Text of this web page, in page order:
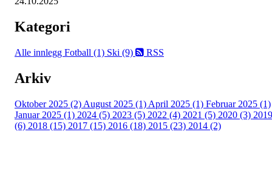
Kategori
Alle innlegg Fotball (1) Ski (9) RSS
Arkiv
Oktober 2025 (2) August 2025 (1) April 2025 (1) Februar 2025 (1)
Januar 2025 (1) 2024 (5) 2023 (5) 2022 (4) 2021 (5) 2020 (3) 2019
(6) 2018 (15) 2017 (15) 2016 (18) 2015 (23) 2014 (2)